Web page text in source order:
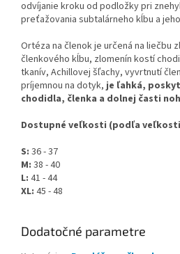
odvíjanie kroku od podložky pri
preťažovania subtalárneho kĺbu a
Ortéza na členok je určená na liečbu
členkového kĺbu, zlomenín kostí
tkanív, Achillovej šľachy, vyvrtnutí
príjemnou na dotyk,je ľahká,
chodidla, členka a dolnej časti
Dostupné veľkosti (podľa
S: 36 - 37
M: 38 - 40
L: 41 - 44
XL: 45 - 48
Dodatočné parametre